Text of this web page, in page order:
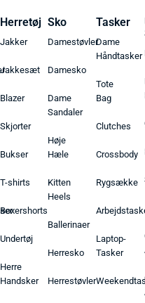
Herretøj
Jakker
Jakkesæt
Blazer
Skjorter
Bukser
T-shirts
Boxershorts
Undertøj
Herre
Handsker
Sko
Damestøvler
Damesko
Dame
Sandaler
Høje
Hæle
Kitten
Heels
Ballerinaer
Herresko
Herrestøvler
Tasker
Dame
Håndtasker
Tote
Bag
Clutches
Crossbody
Rygsække
Laptop-
Tasker